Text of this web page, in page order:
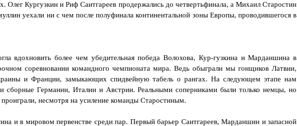
Олег Кургузкин и Риф Саитгареев продержались до четвертьфинала, а Михаил Старостин
уехали ни с чем после полуфинала континентальной зоны Европы, проводившегося в
вдохновить более чем убедительная победа Волохова, Кур-гузкина и Марданшина в
соревновании командного чемпионата мира. Ведь обыграли мы гонщиков Латвии,
и Франции, замыкающих спидвейную табель о рангах. На следующем этапе нам
сборные Германии, Италии и Австрии. Реальными соперниками были только немцы, но
несмотря на усиление команды Старостиным.
и в мировом первенстве среди пар. Первый барьер Саитгареев, Марданшин и запасной